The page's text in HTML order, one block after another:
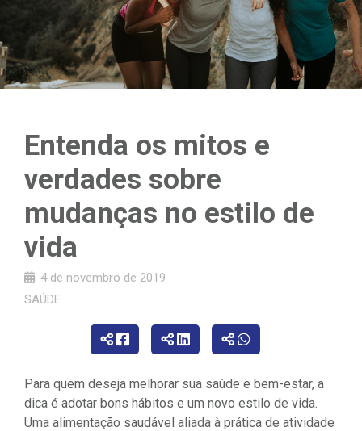
Entenda os mitos e
verdades sobre
mudanças no estilo de
vida
4 de novembro de 2019
SAÚDE
Para quem deseja melhorar sua saúde e bem-estar, a
dica é adotar bons hábitos e um novo estilo de vida.
Uma alimentação saudável aliada à prática de atividade